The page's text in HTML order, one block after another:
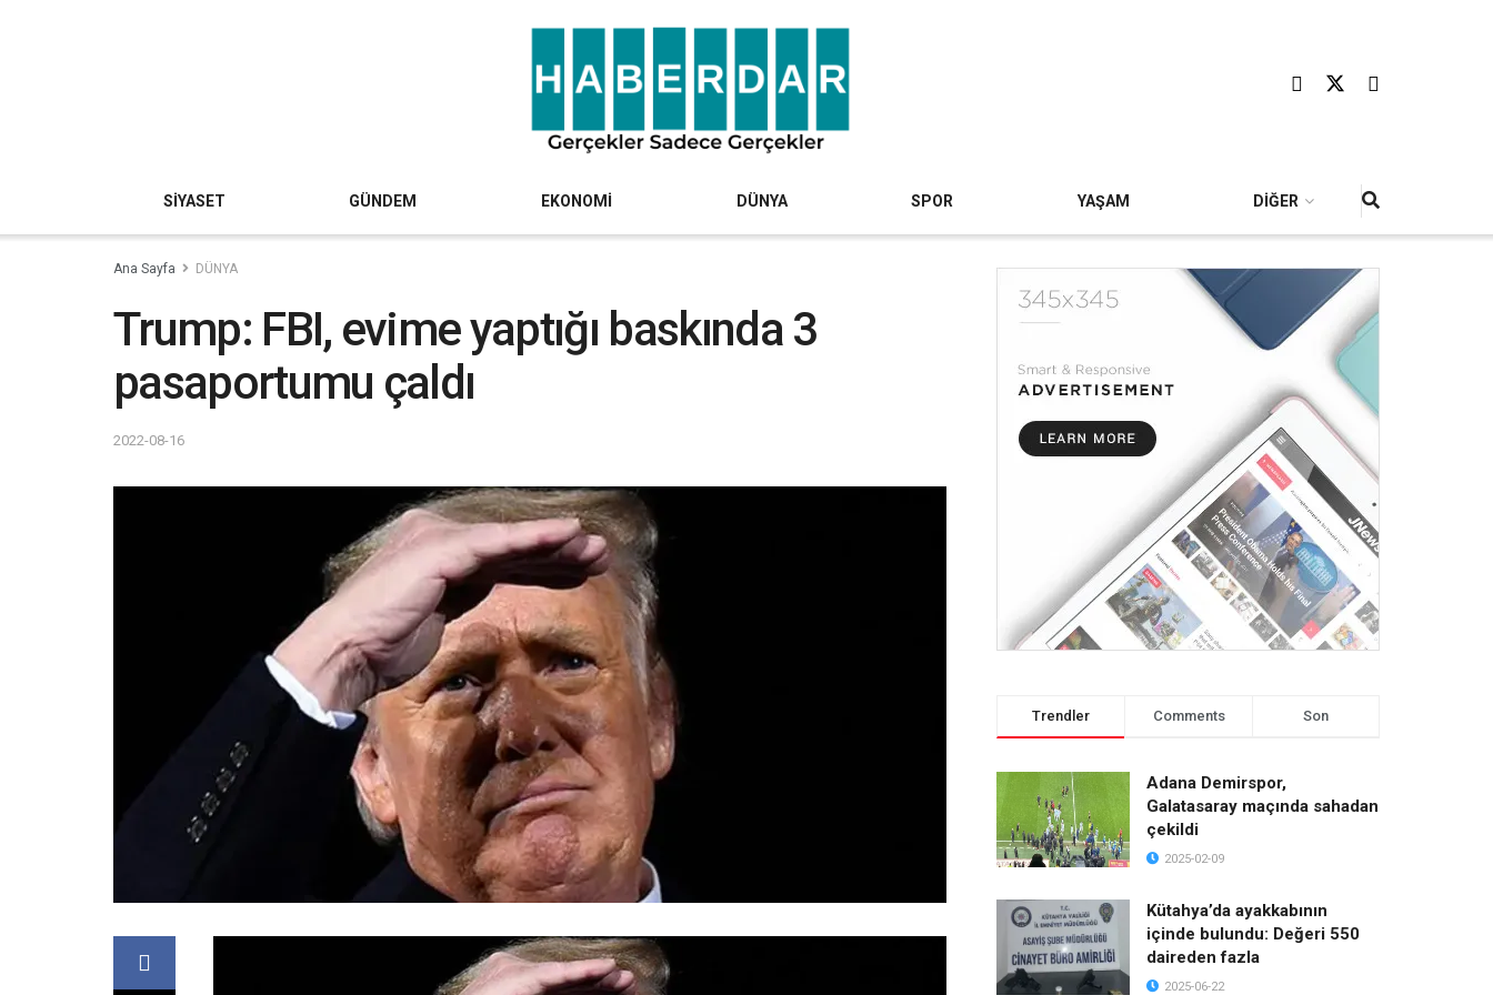
SİYASET GÜNDEM EKONOMİ DÜNYA SPOR YAŞAM DİĞER
Ana Sayfa DÜNYA
Trump: FBI, evime yaptığı baskında 3
pasaportumu çaldı
2022-08-16
Trendler Comments Son
Adana Demirspor,
Galatasaray maçında sahadan
çekildi
2025-02-09
Kütahya’da ayakkabının
içinde bulundu: Değeri 550
daireden fazla
2025-06-22